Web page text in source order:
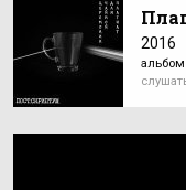
2016
альбом